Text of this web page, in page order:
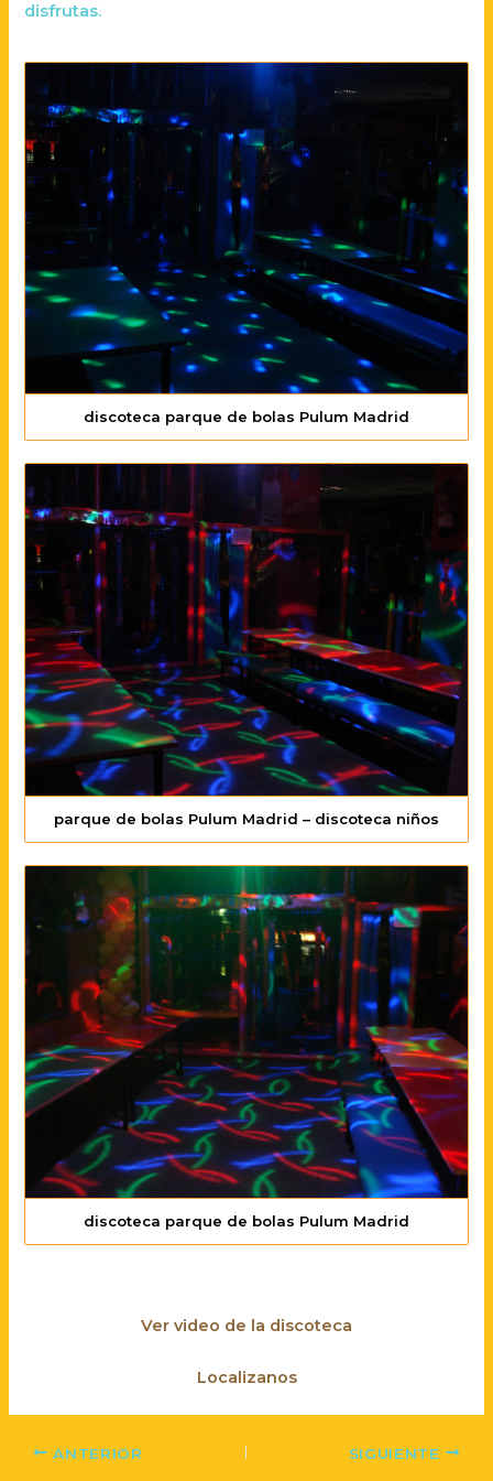
disfrutas.
discoteca parque de bolas Pulum Madrid
parque de bolas Pulum Madrid – discoteca niños
discoteca parque de bolas Pulum Madrid
Ver video de la discoteca
Localizanos
ANTERIOR SIGUIENTE